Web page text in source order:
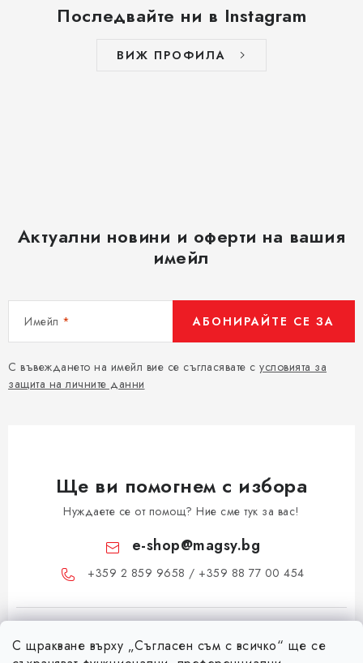
С щракване върху „Съгласен съм с всичко“ ще се
Последвайте ни в Instagram
ВИЖ ПРОФИЛА
Актуални новини и оферти на вашия
имейл
Имейл
С въвеждането на имейл вие се съгласявате с условията за
защита на личните данни
АБОНИРАЙТЕ СЕ ЗА
Ще ви помогнем с избора
Нуждаете се от помощ? Ние сме тук за вас!
e-shop@magsy.bg
+359 2 859 9658 / +359 88 77 00 454